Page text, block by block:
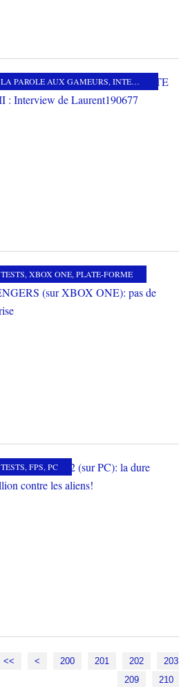
LA PAROLE AUX GAMEURS, INTERVIEW
TESTS, XBOX ONE, PLATE-FORME
TESTS, FPS, PC
<< < 200 201 202 203
209
210